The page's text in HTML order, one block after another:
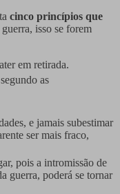
cinco princípios que
isso se forem
em retirada.
as
e jamais subestimar
ser mais fraco,
pois a intromissão de
guerra, poderá se tornar